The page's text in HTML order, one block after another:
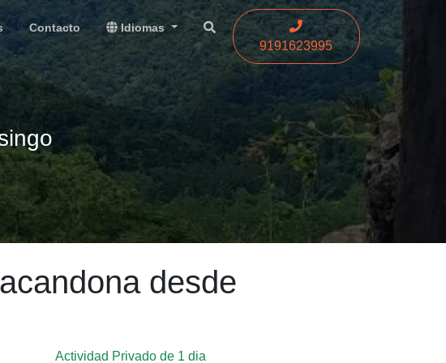
Contacto Idiomas
9191623995
desde
Actividad Privado de 1 dia